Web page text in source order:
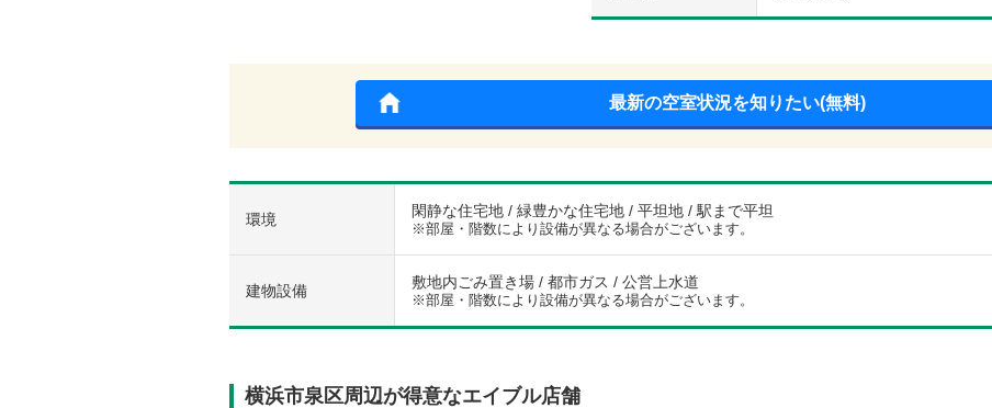
最新の空室状況を知りたい(無料)
環境 閑静な住宅地 / 緑豊かな住宅地 / 平坦地 / 駅まで平坦
※部屋・階数により設備が異なる場合がございます。
建物設備 敷地内ごみ置き場 / 都市ガス / 公営上水道
※部屋・階数により設備が異なる場合がございます。
横浜市泉区周辺が得意なエイブル店舗